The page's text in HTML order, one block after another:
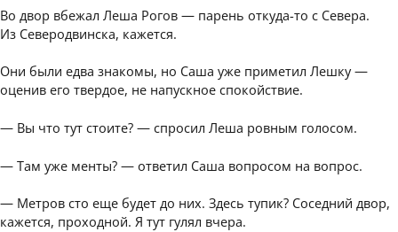
Во двор вбежал Леша Рогов — парень откуда-то с Севера.
Из Северодвинска, кажется.
Они были едва знакомы, но Саша уже приметил Лешку —
оценив его твердое, не напускное спокойствие.
— Вы что тут стоите? — спросил Леша ровным голосом.
— Там уже менты? — ответил Саша вопросом на вопрос.
— Метров сто еще будет до них. Здесь тупик? Соседний двор,
кажется, проходной. Я тут гулял вчера.